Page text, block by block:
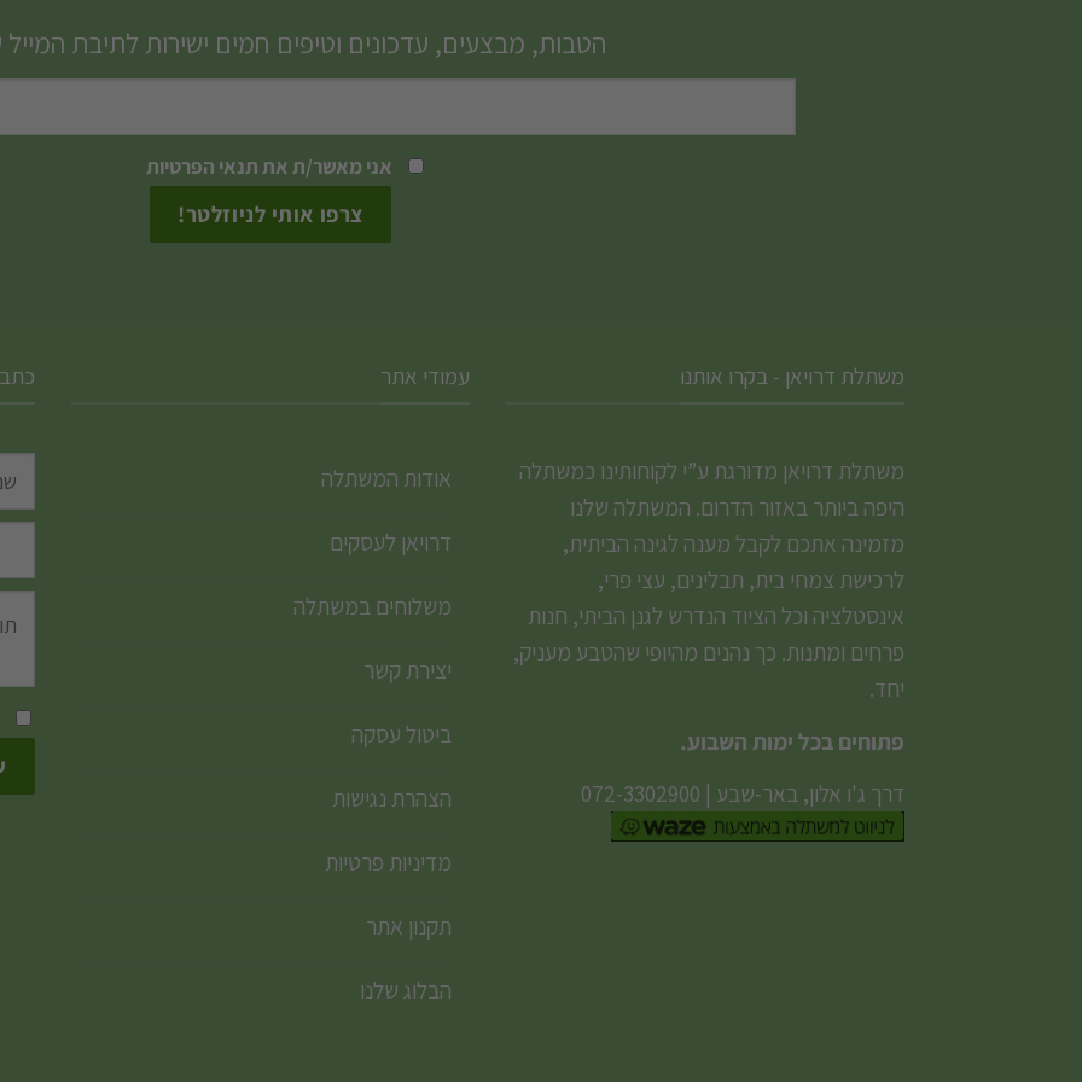
לבחור
ניתן
לבחור
בעמוד
ניתן
לבחור
הטבות, מבצעים, עדכונים וטיפים חמים ישירות לתיבת
אני מאשר/ת אתתנאי הפרטיות
משתלת דרויאן - בקרו אותנו
משתלת דרויאן מדורגת ע”י לקוחותינו כמשתלה
היפה ביותר באזור הדרום. המשתלה שלנו
מזמינה אתכם לקבל מענה לגינה הביתית,
לרכישת צמחי בית, תבלינים, עצי פרי,
אינסטלציה וכל הציוד הנדרש לגנן הביתי, חנות
פרחים ומתנות. כך נהנים מהיופי שהטבע מעניק,
יחד.
פתוחים בכל ימות השבוע.
דרך ג'ו אלון, באר-שבע |
072-3302900
עמודי אתר
אודות המשתלה
דרויאן לעסקים
משלוחים במשתלה
יצירת קשר
ביטול עסקה
הצהרת נגישות
מדיניות פרטיות
תקנון אתר
הבלוג שלנו